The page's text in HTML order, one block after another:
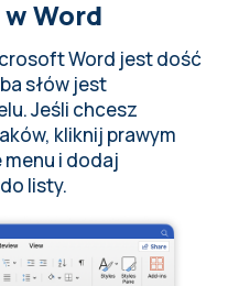
Word
Word jest dość
słów jest
Jeśli chcesz
kliknij prawym
i dodaj
listy.